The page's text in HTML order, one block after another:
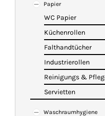
WARENKORB
Papier
WC Papier
Küchenrollen
Falthandtücher
Industrierollen
Reinigungs &
Servietten
Waschraumhygiene